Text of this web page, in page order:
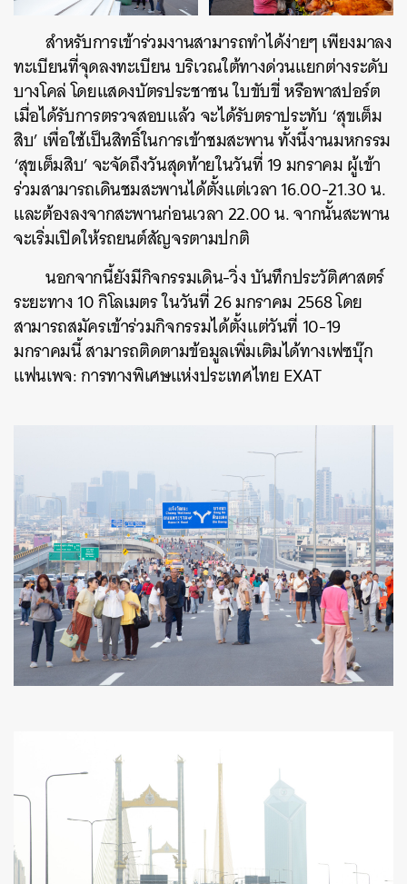
สำหรับการเข้าร่วมงานสามารถทำได้ง่ายๆ เพียงมาลง
ทะเบียนที่จุดลงทะเบียน บริเวณใต้ทางด่วนแยกต่างระดับ
บางโคล่ โดยแสดงบัตรประชาชน ใบขับขี่ หรือพาสปอร์ต
เมื่อได้รับการตรวจสอบแล้ว จะได้รับตราประทับ ‘สุขเต็ม
สิบ’ เพื่อใช้เป็นสิทธิ์ในการเข้าชมสะพาน ทั้งนี้งานมหกรรม
‘สุขเต็มสิบ’ จะจัดถึงวันสุดท้ายในวันที่ 19 มกราคม ผู้เข้า
ร่วมสามารถเดินชมสะพานได้ตั้งแต่เวลา 16.00-21.30 น.
และต้องลงจากสะพานก่อนเวลา 22.00 น. จากนั้นสะพาน
จะเริ่มเปิดให้รถยนต์สัญจรตามปกติ
นอกจากนี้ยังมีกิจกรรมเดิน-วิ่ง บันทึกประวัติศาสตร์
ระยะทาง 10 กิโลเมตร ในวันที่ 26 มกราคม 2568 โดย
สามารถสมัครเข้าร่วมกิจกรรมได้ตั้งแต่วันที่ 10-19
มกราคมนี้ สามารถติดตามข้อมูลเพิ่มเติมได้ทางเฟซบุ๊ก
แฟนเพจ: การทางพิเศษแห่งประเทศไทย EXAT
ค้นหา
SHARE TWEET LINE EMAIL